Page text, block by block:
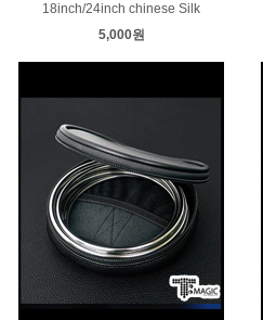
18inch/24inch chinese Silk
5,000원